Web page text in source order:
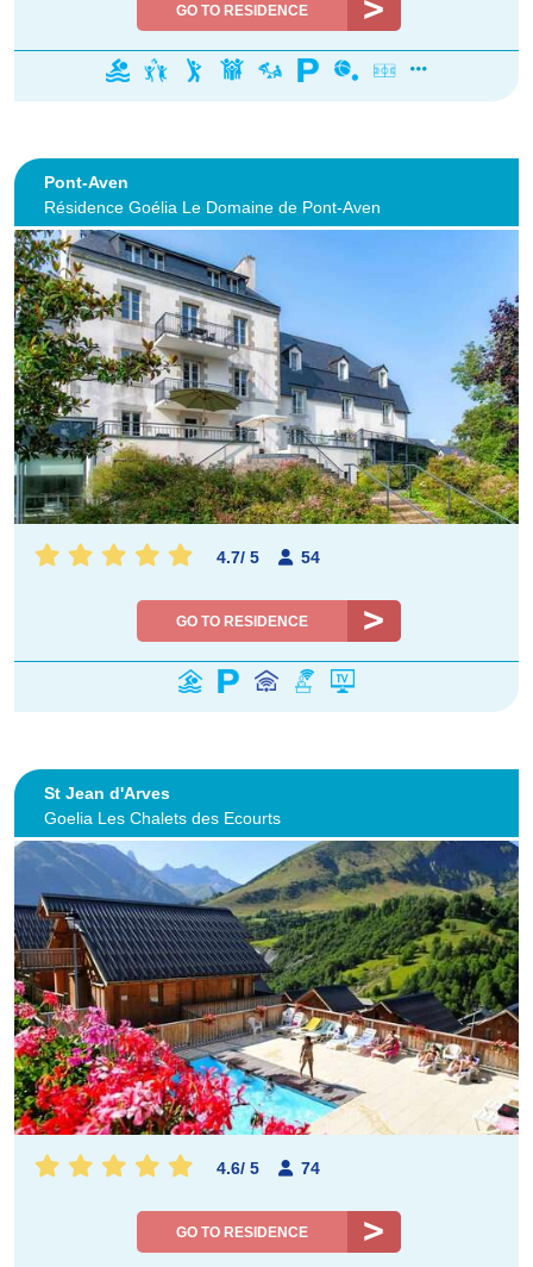
GO TO RESIDENCE
Pont-Aven
Résidence Goélia Le Domaine de Pont-Aven
4.7/ 5 54
GO TO RESIDENCE
St Jean d'Arves
Goelia Les Chalets des Ecourts
4.6/ 5 74
GO TO RESIDENCE